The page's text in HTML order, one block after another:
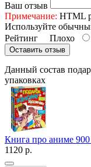
Ваш отзыв
Примечание: HTML
Используйте
Рейтинг Плохо
Оставить отзыв
Данный состав
упаковках
Книга про аниме 900
1120 р.